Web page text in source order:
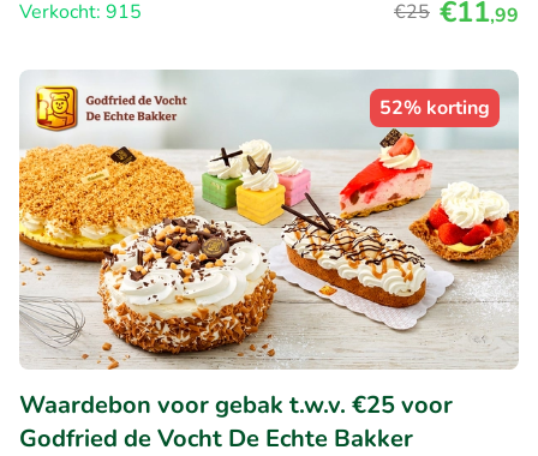
Verkocht: 915
€25 €11,99
52% korting
Waardebon voor gebak t.w.v. €25 voor
Godfried de Vocht De Echte Bakker